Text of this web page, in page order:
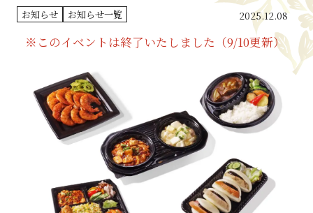
お知らせ お知らせ一覧 2025.12.08
※このイベントは終了いたしました（9/10更新）